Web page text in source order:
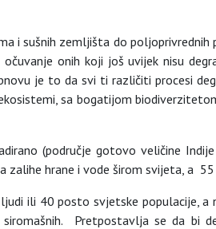
i sušnih zemljišta do
onih koji još uvijek nisu
je to da svi ti različiti procesi
sa bogatijom
(područje gotovo veličine
zalihe hrane i vode širom svijeta, a
ili 40 posto svjetske populacije,
siromašnih. Pretpostavlja se da